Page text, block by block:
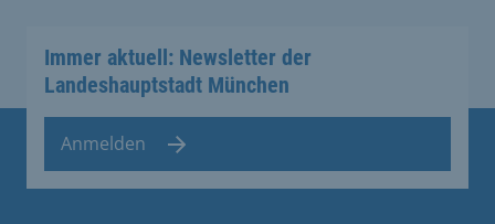
Immer aktuell: Newsletter der
Landeshauptstadt München
Anmelden